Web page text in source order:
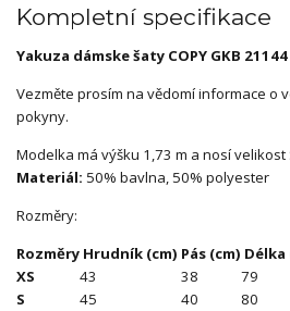
Kompletní specifikace
Yakuza dámske šaty COPY GKB 21144
Vezměte prosím na vědomí informace o
pokyny.
Modelka má výšku 1,73 m a nosí velikost
Materiál: 50% bavlna, 50% polyester
Rozměry:
Rozměry Hrudník (cm) Pás (cm) Délka
XS
43 38
79
S
45 40
80